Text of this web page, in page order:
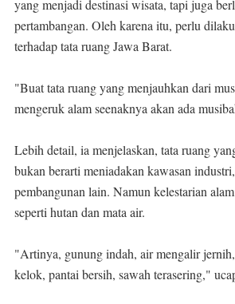
yang menjadi destinasi wisata, tapi juga
pertambangan. Oleh karena itu, perlu
terhadap tata ruang Jawa Barat.
"Buat tata ruang yang menjauhkan dari
mengeruk alam seenaknya akan ada
Lebih detail, ia menjelaskan, tata ruang
bukan berarti meniadakan kawasan
pembangunan lain. Namun kelestarian
seperti hutan dan mata air.
"Artinya, gunung indah, air mengalir
kelok, pantai bersih, sawah terasering,"